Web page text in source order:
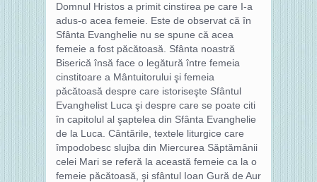
Domnul Hristos a primit cinstirea pe care I-a
adus-o acea femeie. Este de observat că în
Sfânta Evanghelie nu se spune că acea
femeie a fost păcătoasă. Sfânta noastră
Biserică însă face o legătură între femeia
cinstitoare a Mântuitorului şi femeia
păcătoasă despre care istoriseşte Sfântul
Evanghelist Luca şi despre care se poate citi
în capitolul al şaptelea din Sfânta Evanghelie
de la Luca. Cântările, textele liturgice care
împodobesc slujba din Miercurea Săptămânii
celei Mari se referă la această femeie ca la o
femeie păcătoasă, şi sfântul Ioan Gură de Aur